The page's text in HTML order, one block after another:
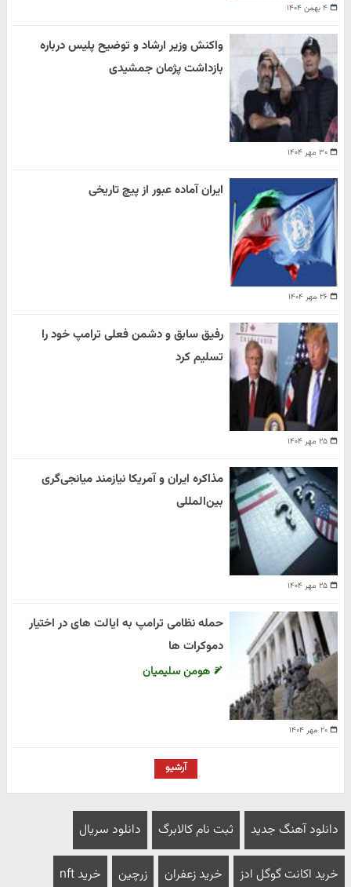
۴ بهمن ۱۴۰۴
۳۰ مهر ۱۴۰۴
واکنش وزیر ارشاد و توضیح پلیس درباره
بازداشت پژمان جمشیدی
۲۶ مهر ۱۴۰۴
ایران آماده عبور از پیچ تاریخی
۲۵ مهر ۱۴۰۴
رفیق سابق و دشمن فعلی ترامپ خود را
تسلیم کرد
۲۵ مهر ۱۴۰۴
مذاکره ایران و آمریکا نیازمند میانجی‌گری
بین‌المللی
۲۰ مهر ۱۴۰۴
حمله نظامی ترامپ به ایالت های در اختیار
دموکرات ها
هومن سلیمیان
آرشیو
دانلود آهنگ جدید ثبت نام کالابرگ دانلود سریال
خرید اکانت گوگل ادز خرید زعفران زرچین خرید nft